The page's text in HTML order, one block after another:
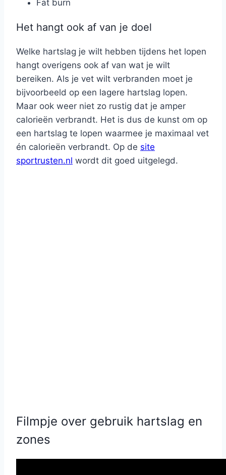
Fat burn
Het hangt ook af van je doel
Welke hartslag je wilt hebben tijdens het lopen
hangt overigens ook af van wat je wilt
bereiken. Als je vet wilt verbranden moet je
bijvoorbeeld op een lagere hartslag lopen.
Maar ook weer niet zo rustig dat je amper
calorieën verbrandt. Het is dus de kunst om op
een hartslag te lopen waarmee je maximaal vet
én calorieën verbrandt. Op de site
sportrusten.nl wordt dit goed uitgelegd.
Filmpje over gebruik hartslag en
zones